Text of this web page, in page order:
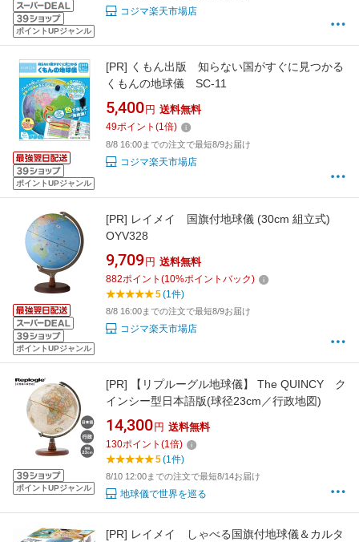
ポイントUPジャンル
コジマ楽天市場店
ポイントUPジャンル
[PR] くもん出版 知らない国がすぐに見つかる
くもんの地球儀 SC-11
5,400 円 送料無料
49ポイント (1倍)
8/8 16:00までの注文で最短8/9お届け
コジマ楽天市場店
ポイントUPジャンル
[PR] レイメイ 国旗付地球儀 (30cm 組立式)
OYV328
9,709 円 送料無料
882ポイント (10%ポイントバック)
5(1件)
8/8 16:00までの注文で最短8/9お届け
コジマ楽天市場店
ポイントUPジャンル
[PR]
【リプルーグル地球儀】 The QUINCY ク
インシー型日本語版(球径23cm／行政地図)
14,300 円 送料無料
130ポイント (1倍)
5(1件)
8/10 12:00までの注文で最短8/14お届け
地球儀で世界を巡る
[PR] レイメイ しゃべる国旗付地球儀＆カルタ